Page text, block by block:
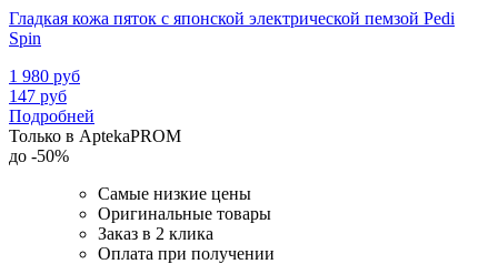
Гладкая кожа пяток с японской электрической пемзой Pedi
Spin
1 980 руб
147 руб
Подробней
Только в AptekaPROM
до -50%
Самые низкие цены
Оригинальные товары
Заказ в 2 клика
Оплата при получении